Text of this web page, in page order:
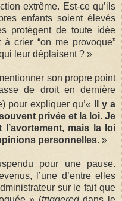
extrême. Est-ce qu’ils
enfants soient élevés
protègent de toute idée
crier “on me provoque”
leur déplaisent ? »
son propre point
de droit en dernière
pour expliquer qu’« Il y a
privée et la loi. Je
mais la loi
personnelles. »
pour une pause.
l’une d’entre elles
sur le fait que